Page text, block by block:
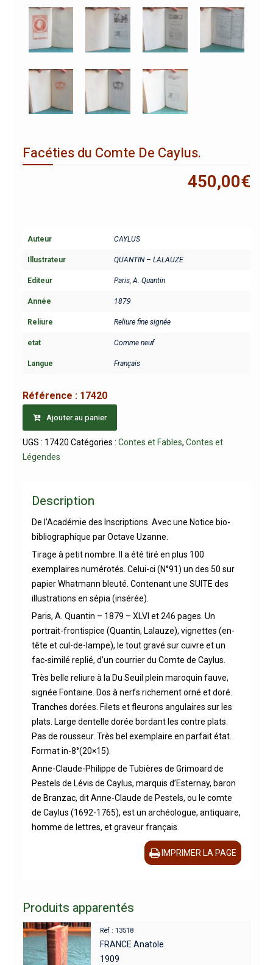
Facéties du Comte De Caylus.
450,00€
Auteur CAYLUS
Illustrateur QUANTIN – LALAUZE
Editeur Paris, A. Quantin
Année 1879
Reliure Reliure fine signée
etat Comme neuf
Langue Français
Référence : 17420
Ajouter au panier
UGS : 17420 Catégories : Contes et Fables, Contes et
Légendes
Description
De l’Académie des Inscriptions. Avec une Notice bio-
bibliographique par Octave Uzanne.
Tirage à petit nombre. Il a été tiré en plus 100
exemplaires numérotés. Celui-ci (N°91) un des 50 sur
papier Whatmann bleuté. Contenant une SUITE des
illustrations en sépia (insérée).
Paris, A. Quantin – 1879 – XLVI et 246 pages. Un
portrait-frontispice (Quantin, Lalauze), vignettes (en-
tête et cul-de-lampe), le tout gravé sur cuivre et un
fac-similé replié, d’un courrier du Comte de Caylus.
Très belle reliure à la Du Seuil plein maroquin fauve,
signée Fontaine. Dos à nerfs richement orné et doré.
Tranches dorées. Filets et fleurons angulaires sur les
plats. Large dentelle dorée bordant les contre plats.
Pas de rousseur. Très bel exemplaire en parfait état.
Format in-8°(20×15).
Anne-Claude-Philippe de Tubières de Grimoard de
Pestels de Lévis de Caylus, marquis d’Esternay, baron
de Branzac, dit Anne-Claude de Pestels, ou le comte
de Caylus (1692-1765), est un archéologue, antiquaire,
homme de lettres, et graveur français.
IMPRIMER LA PAGE
Produits apparentés
Réf : 13518
FRANCE Anatole
1909